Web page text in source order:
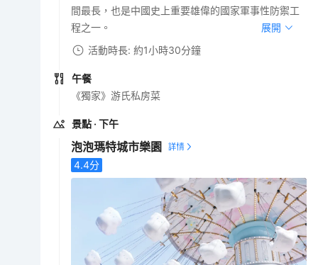
間最長，也是中國史上重要雄偉的國家軍事性防禦工
程之一。
展開
活動時長: 約1小時30分鐘
午餐
《獨家》游氏私房菜
景點 · 下午
泡泡瑪特城市樂園
4.4分